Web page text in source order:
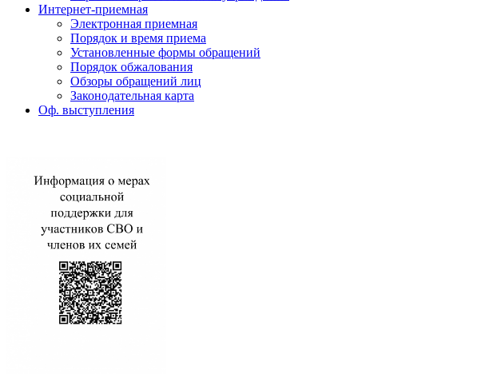
Интернет-приемная
Электронная приемная
Порядок и время приема
Установленные формы обращений
Порядок обжалования
Обзоры обращений лиц
Законодательная карта
Оф. выступления